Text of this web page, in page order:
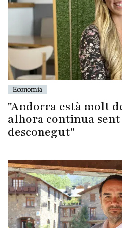
Economia
"Andorra està molt
alhora continua
desconegut"